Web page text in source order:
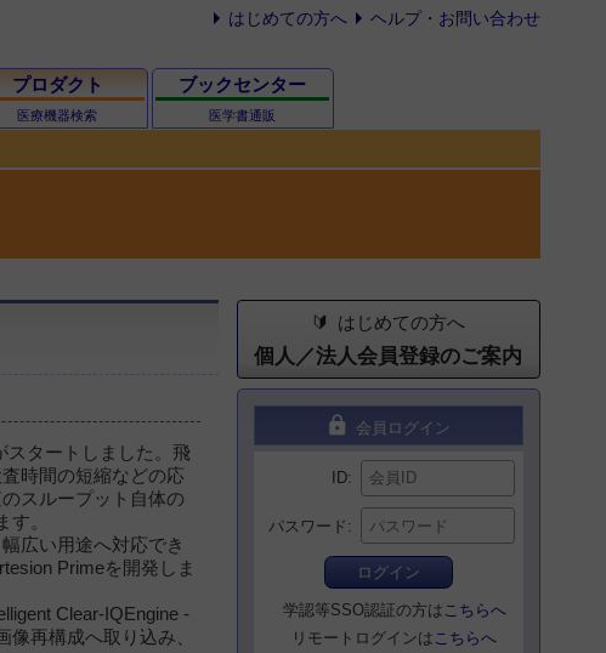
はじめての方へ ヘルプ・お問い合わせ
プロダクト
医療機器検索
ブックセンター
医学書通販
スタートしました。飛
時間の短縮などの応
スループット自体の
。
広い用途へ対応でき
Primeを開発しま
Clear-IQEngine -
再構成へ取り込み、
はじめての方へ
個人／法人会員登録のご案内
lock 会員ログイン
ID
パスワード
ログイン
学認等SSO認証の方は こちらへ
リモートログインは こちらへ